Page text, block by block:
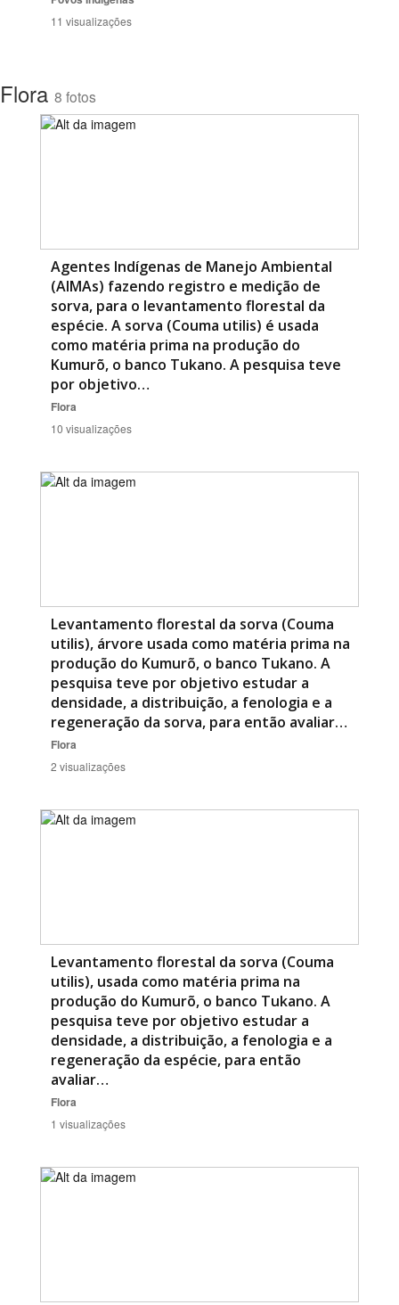
11 visualizações
Flora 8 fotos
Agentes Indígenas de Manejo Ambiental
(AIMAs) fazendo registro e medição de
sorva, para o levantamento florestal da
espécie. A sorva (Couma utilis) é usada
como matéria prima na produção do
Kumurõ, o banco Tukano. A pesquisa teve
por objetivo…
Flora
10 visualizações
Levantamento florestal da sorva (Couma
utilis), árvore usada como matéria prima na
produção do Kumurõ, o banco Tukano. A
pesquisa teve por objetivo estudar a
densidade, a distribuição, a fenologia e a
regeneração da sorva, para então avaliar…
Flora
2 visualizações
Levantamento florestal da sorva (Couma
utilis), usada como matéria prima na
produção do Kumurõ, o banco Tukano. A
pesquisa teve por objetivo estudar a
densidade, a distribuição, a fenologia e a
regeneração da espécie, para então
avaliar…
Flora
1 visualizações